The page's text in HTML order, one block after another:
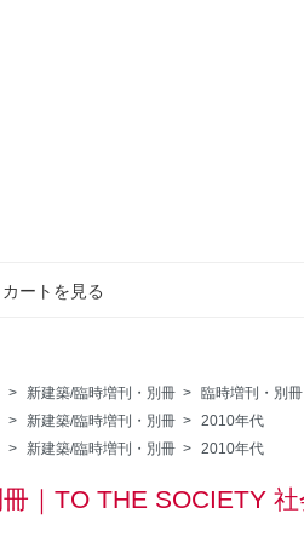
カートを見る
> 新建築/臨時増刊・別冊 >
臨時増刊・別冊
> 新建築/臨時増刊・別冊 > 2010年代
> 新建築/臨時増刊・別冊 > 2010年代
｜TO THE SOCIETY